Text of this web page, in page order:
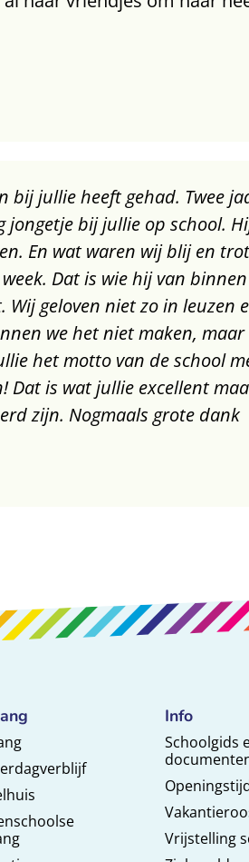
bij jullie heeft gehad. Twee
jongetje bij jullie op school.
En wat waren wij blij en
Dat is wie hij van
geloven niet zo in leuzen
we het niet maken, maar
het motto van de school
Dat is wat jullie excellent
zijn. Nogmaals grote dank
Info
Schoolgids
Vrijstelling